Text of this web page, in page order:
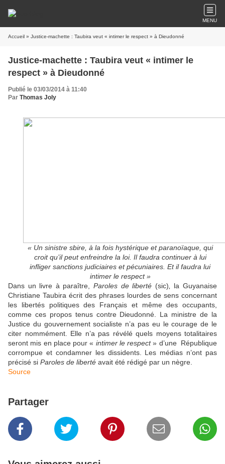
MENU
Accueil » Justice-machette : Taubira veut « intimer le respect » à Dieudonné
Justice-machette : Taubira veut « intimer le
respect » à Dieudonné
Publié le 03/03/2014 à 11:40
Par Thomas Joly
« Un sinistre sbire, à la fois hystérique et paranoïaque, qui
croit qu’il peut enfreindre la loi. Il faudra continuer à lui
infliger sanctions judiciaires et pécuniaires. Et il faudra lui
intimer le respect »
Dans un livre à paraître, Paroles de liberté (sic)
la Guyanaise
Christiane Taubira écrit des phrases lourdes de sens concernant
les libertés politiques des Français et même des occupants,
comme ces propos tenus contre Dieudonné. La ministre de la
Justice du gouvernement socialiste n’a pas eu le courage de le
citer nommément. Elle n’a pas révélé quels moyens totalitaires
seront mis en place pour « intimer le respect» d’une République
corrompue et condamner les dissidents. Les médias n’ont pas
précisé si Paroles de liberté avait été rédigé par un nègre.
Source
Partager